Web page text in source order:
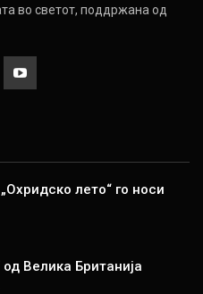
во светот, поддржана од
лето“ го носи
од Велика Британија